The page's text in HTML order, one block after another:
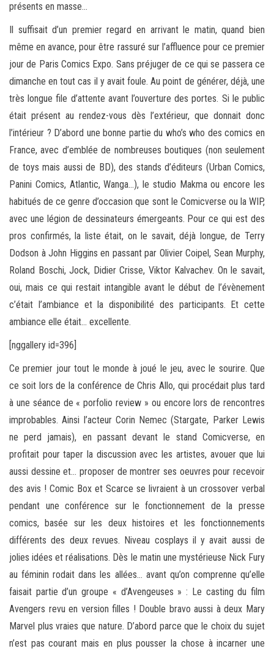
présents en masse…
Il suffisait d’un premier regard en arrivant le matin, quand bien
même en avance, pour être rassuré sur l’affluence pour ce premier
jour de Paris Comics Expo. Sans préjuger de ce qui se passera ce
dimanche en tout cas il y avait foule. Au point de générer, déjà, une
très longue file d’attente avant l’ouverture des portes. Si le public
était présent au rendez-vous dès l’extérieur, que donnait donc
l’intérieur ? D’abord une bonne partie du who’s who des comics en
France, avec d’emblée de nombreuses boutiques (non seulement
de toys mais aussi de BD), des stands d’éditeurs (Urban Comics,
Panini Comics, Atlantic, Wanga…), le studio Makma ou encore les
habitués de ce genre d’occasion que sont le Comicverse ou la WIP,
avec une légion de dessinateurs émergeants. Pour ce qui est des
pros confirmés, la liste était, on le savait, déjà longue, de Terry
Dodson à John Higgins en passant par Olivier Coipel, Sean Murphy,
Roland Boschi, Jock, Didier Crisse, Viktor Kalvachev. On le savait,
oui, mais ce qui restait intangible avant le début de l’évènement
c’était l’ambiance et la disponibilité des participants. Et cette
ambiance elle était… excellente.
[nggallery id=396]
Ce premier jour tout le monde à joué le jeu, avec le sourire. Que
ce soit lors de la conférence de Chris Allo, qui procédait plus tard
à une séance de « porfolio review » ou encore lors de rencontres
improbables. Ainsi l’acteur Corin Nemec (Stargate, Parker Lewis
ne perd jamais), en passant devant le stand Comicverse, en
profitait pour taper la discussion avec les artistes, avouer que lui
aussi dessine et… proposer de montrer ses oeuvres pour recevoir
des avis ! Comic Box et Scarce se livraient à un crossover verbal
pendant une conférence sur le fonctionnement de la presse
comics, basée sur les deux histoires et les fonctionnements
différents des deux revues. Niveau cosplays il y avait aussi de
jolies idées et réalisations. Dès le matin une mystérieuse Nick Fury
au féminin rodait dans les allées… avant qu’on comprenne qu’elle
faisait partie d’un groupe « d’Avengeuses » : Le casting du film
Avengers revu en version filles ! Double bravo aussi à deux Mary
Marvel plus vraies que nature. D’abord parce que le choix du sujet
n’est pas courant mais en plus pousser la chose à incarner une